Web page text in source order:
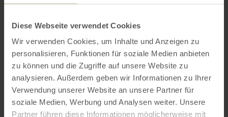
Diese Webseite verwendet Cookies
Wir verwenden Cookies, um Inhalte und Anzeigen zu
personalisieren, Funktionen für soziale Medien anbieten
zu können und die Zugriffe auf unsere Website zu
analysieren. Außerdem geben wir Informationen zu Ihrer
Verwendung unserer Website an unsere Partner für
soziale Medien, Werbung und Analysen weiter. Unsere
Partner führen diese Informationen möglicherweise mit
Heures d'ouverture
Caractéristiques / Particularités
Catégories